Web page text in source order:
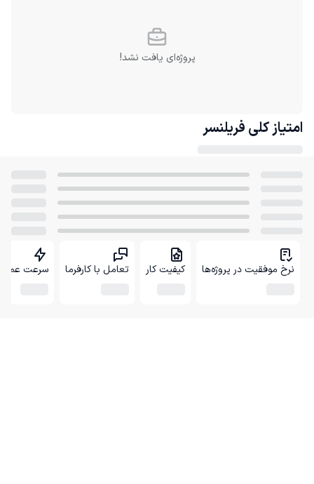
پروژه‌ای یافت نشد!
امتیاز کلی فریلنسر
نرخ موفقیت در پروژه‌ها کیفیت کار تعامل با کارفرما سرعت عمل